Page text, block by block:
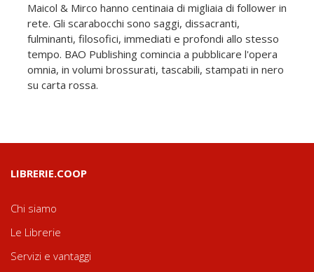
Maicol & Mirco hanno centinaia di migliaia di follower in
rete. Gli scarabocchi sono saggi, dissacranti,
fulminanti, filosofici, immediati e profondi allo stesso
tempo. BAO Publishing comincia a pubblicare l'opera
omnia, in volumi brossurati, tascabili, stampati in nero
su carta rossa.
LIBRERIE.COOP
Chi siamo
Le Librerie
Servizi e vantaggi